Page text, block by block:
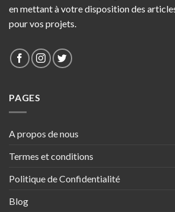
en mettant à votre disposition des
pour vos projets.
PAGES
A propos de nous
Termes et conditions
Politique de Confidentialité
Blog